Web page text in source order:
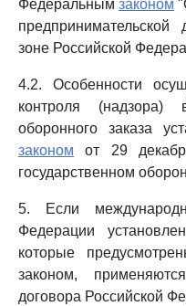
Федеральным законом
предпринимательской
зоне Российской
4.2. Особенности
контроля (надзора)
оборонного заказа
законом от 29
государственном
5. Если
Федерации
которые
законом,
договора Российской